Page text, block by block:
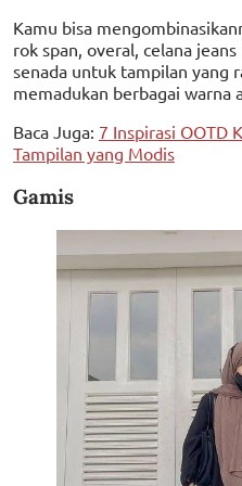
Kamu bisa
rok span, overal, celana
senada untuk tampilan yang
memadukan berbagai warna
Baca Juga: 7 Inspirasi OOTD
Tampilan yang Modis
Gamis